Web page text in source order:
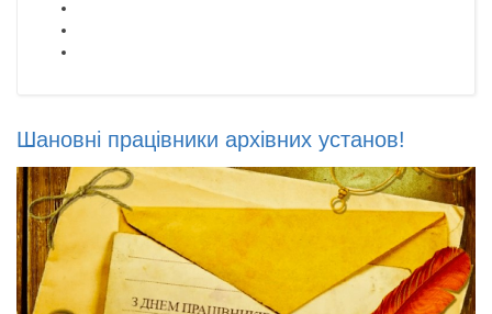
Шановні працівники архівних установ!